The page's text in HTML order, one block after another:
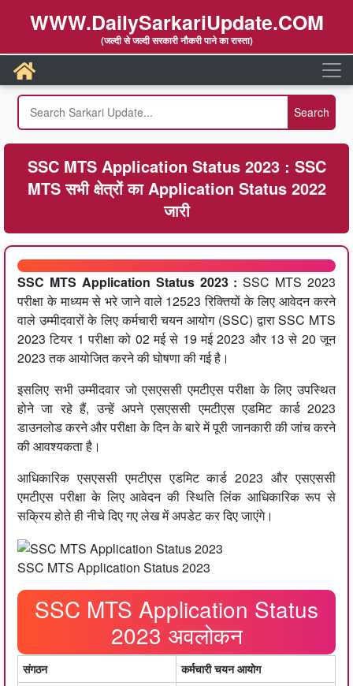
WWW.DailySarkariUpdate.COM
(जल्दी से जल्दी सरकारी नौकरी पाने का रास्ता)
SSC MTS Application Status 2023 : SSC
MTS सभी क्षेत्रों का Application Status 2022
जारी
SSC MTS Application Status 2023 : SSC MTS 2023
परीक्षा के माध्यम से भरे जाने वाले 12523 रिक्तियों के लिए आवेदन करने
वाले उम्मीदवारों के लिए कर्मचारी चयन आयोग (SSC) द्वारा SSC MTS
2023 टियर 1 परीक्षा को 02 मई से 19 मई 2023 और 13 से 20 जून
2023 तक आयोजित करने की घोषणा की गई है।
इसलिए सभी उम्मीदवार जो एसएससी एमटीएस परीक्षा के लिए उपस्थित
होने जा रहे हैं, उन्हें अपने एसएससी एमटीएस एडमिट कार्ड 2023
डाउनलोड करने और परीक्षा के दिन के बारे में पूरी जानकारी की जांच करने
की आवश्यकता है।
आधिकारिक एसएससी एमटीएस एडमिट कार्ड 2023 और एसएससी
एमटीएस परीक्षा के लिए आवेदन की स्थिति लिंक आधिकारिक रूप से
सक्रिय होते ही नीचे दिए गए लेख में अपडेट कर दिए जाएंगे।
SSC MTS Application Status 2023
SSC MTS Application Status
2023 अवलोकन
संगठन
कर्मचारी चयन आयोग